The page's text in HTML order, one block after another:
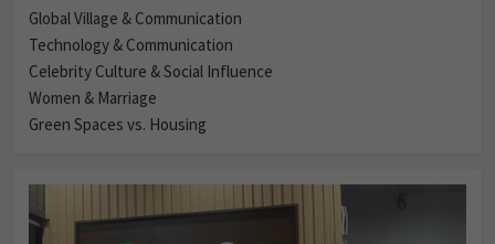
Global Village & Communication
Technology & Communication
Celebrity Culture & Social Influence
Women & Marriage
Green Spaces vs. Housing